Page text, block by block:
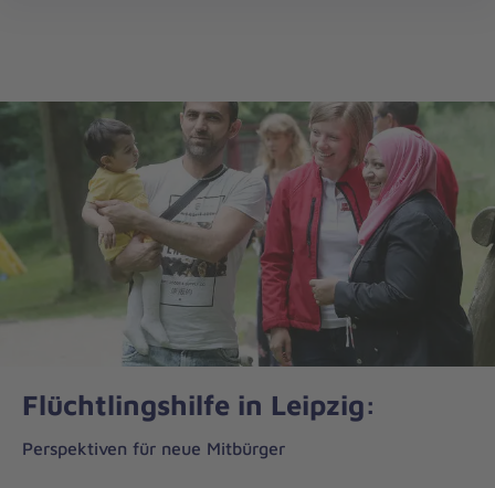
Flüchtlingshilfe in Leipzig:
Perspektiven für neue Mitbürger